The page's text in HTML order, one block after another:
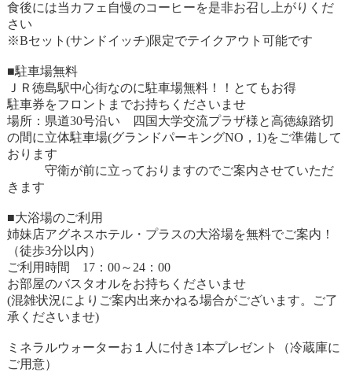
食後には当カフェ自慢のコーヒーを是非お召し上がりくだ
さい
※Bセット(サンドイッチ)限定でテイクアウト可能です
■駐車場無料
ＪＲ徳島駅中心街なのに駐車場無料！！とてもお得
駐車券をフロントまでお持ちくださいませ
場所：県道30号沿い 四国大学交流プラザ様と高徳線踏切
の間に立体駐車場(グランドパーキングNO，1)をご準備して
おります
守衛が前に立っておりますのでご案内させていただ
きます
■大浴場のご利用
姉妹店アグネスホテル・プラスの大浴場を無料でご案内！
（徒歩3分以内）
ご利用時間 17：00～24：00
お部屋のバスタオルをお持ちくださいませ
(混雑状況によりご案内出来かねる場合がございます。ご了
承くださいませ)
ミネラルウォーターお１人に付き1本プレゼント（冷蔵庫に
ご用意）